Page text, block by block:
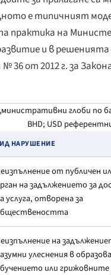
е типичният
практика на
и в решенията
36 от 2012 г. за
глоби по
BHD; USD
НАРУШЕНИЕ
от публичен
на задължението за
услуга, отворена за
на
улеснения в
или грижовните